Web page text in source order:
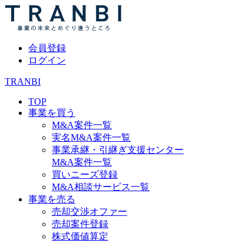
会員登録
ログイン
TRANBI
TOP
事業を買う
M&A案件一覧
実名M&A案件一覧
事業承継・引継ぎ支援センター
M&A案件一覧
買いニーズ登録
M&A相談サービス一覧
事業を売る
売却交渉オファー
売却案件登録
株式価値算定